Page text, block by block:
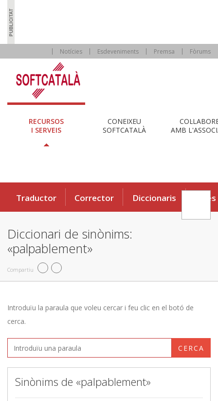
Notícies Esdeveniments Premsa Fòrums
RECURSOS
I SERVEIS
CONEIXEU
SOFTCATALÀ
AMB
Traductor Corrector Diccionaris Eines
Diccionari de sinònims:
«palpablement»
Compartiu
Introduïu la paraula que voleu cercar i feu clic en el botó de
cerca.
CERCA
Sinònims de «palpablement»